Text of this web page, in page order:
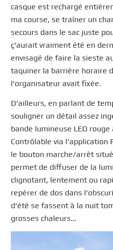
casque est rechargé
ma course, se traîner un
secours dans le sac juste
ç’aurait vraiment été en
envisagé de faire la sieste
taquiner la barrière horaire
l’organisateur avait fixée.
D’ailleurs, en parlant de
souligner un détail assez
bande lumineuse LED
Contrôlable via l’application
le bouton marche/arrêt
permet de diffuser de la
clignotant, lentement ou
repérer de dos dans
d’été se fassent à la nuit
grosses chaleurs…